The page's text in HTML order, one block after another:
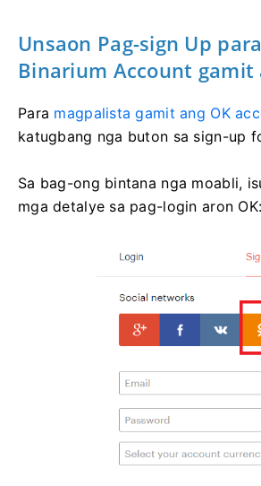
Unsaon Pag-sign Up
Binarium Account gamit
Para magpalista gamit ang OK
katugbang nga buton sa sign-up
Sa bag-ong bintana nga moabli,
mga detalye sa pag-login aron OK: